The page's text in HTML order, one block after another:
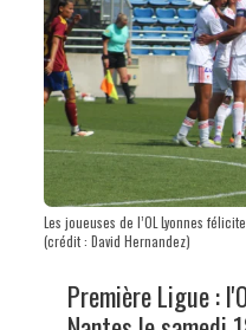
Les joueuses de l’OL Lyonnes
(crédit : David Hernandez)
Première Ligue :